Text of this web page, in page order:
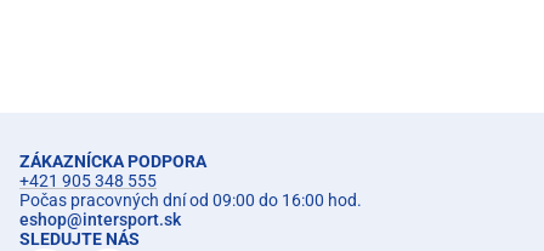
ZÁKAZNÍCKA PODPORA
+421 905 348 555
Počas pracovných dní od 09:00 do 16:00 hod.
eshop@intersport.sk
SLEDUJTE NÁS